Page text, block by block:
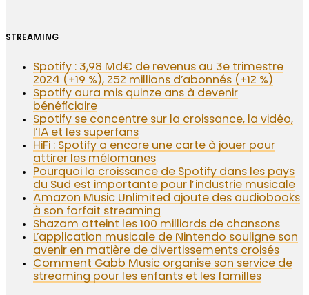
STREAMING
Spotify : 3,98 Md€ de revenus au 3e trimestre
2024 (+19 %), 252 millions d’abonnés (+12 %)
Spotify aura mis quinze ans à devenir
bénéficiaire
Spotify se concentre sur la croissance, la vidéo,
l’IA et les superfans
HiFi : Spotify a encore une carte à jouer pour
attirer les mélomanes
Pourquoi la croissance de Spotify dans les pays
du Sud est importante pour l’industrie musicale
Amazon Music Unlimited ajoute des audiobooks
à son forfait streaming
Shazam atteint les 100 milliards de chansons
L’application musicale de Nintendo souligne son
avenir en matière de divertissements croisés
Comment Gabb Music organise son service de
streaming pour les enfants et les familles